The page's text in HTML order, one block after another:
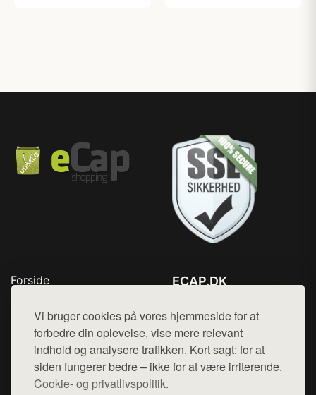
Vi bruger cookies på vores hjemmeside for at
forbedre din oplevelse, vise mere relevant
indhold og analysere trafikken. Kort sagt: for at
siden fungerer bedre – ikke for at være irriterende.
Cookie- og privatlivspolitik.
Forside
Top Rabatter
Blog
Kontakt
ECAP.DK
Mail: hej@want.dk
Cookie- og privatlivspolitik